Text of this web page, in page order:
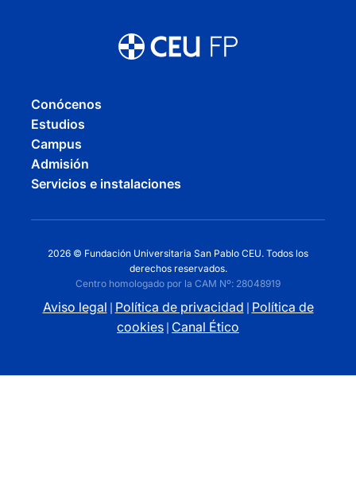
Conócenos
Estudios
Campus
Admisión
Servicios e instalaciones
2026 © Fundación Universitaria San Pablo CEU. Todos los
derechos reservados.
Centro homologado por la CAM Nº: 28048919
Aviso legal Política de privacidad Política de
cookies Canal Ético